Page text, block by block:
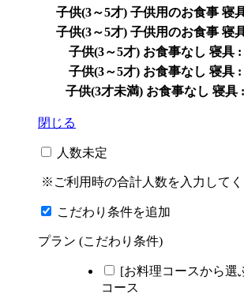
子供(3～5才) 子供用のお食事 寝
子供(3～5才) 子供用のお食事 寝
子供(3～5才) お食事なし 寝具 :
子供(3～5才) お食事なし 寝具 :
子供(3才未満) お食事なし 寝具
閉じる
人数未定
※ご利用時の合計人数を入力して
こだわり条件を追加
プラン (こだわり条件)
[お料理コースから選
コース